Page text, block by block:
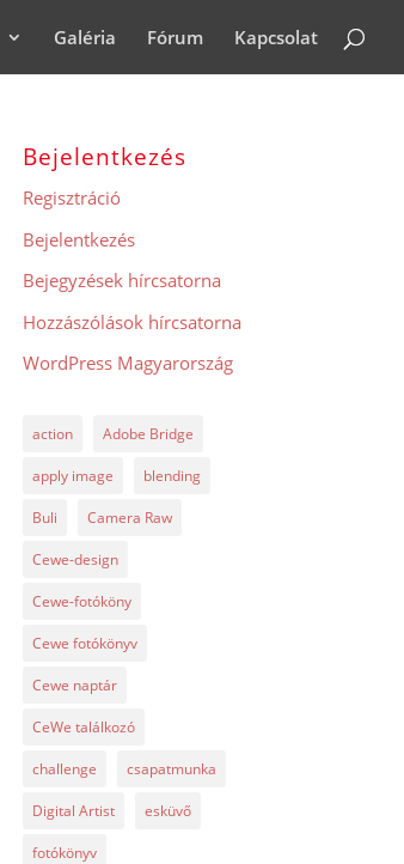
Galéria Fórum Kapcsolat
Bejelentkezés
Regisztráció
Bejelentkezés
Bejegyzések hírcsatorna
Hozzászólások hírcsatorna
WordPress Magyarország
action Adobe Bridge
apply image blending
Buli Camera Raw
Cewe-design
Cewe-fotóköny
Cewe fotókönyv
Cewe naptár
CeWe találkozó
challenge csapatmunka
Digital Artist esküvő
fotókönyv